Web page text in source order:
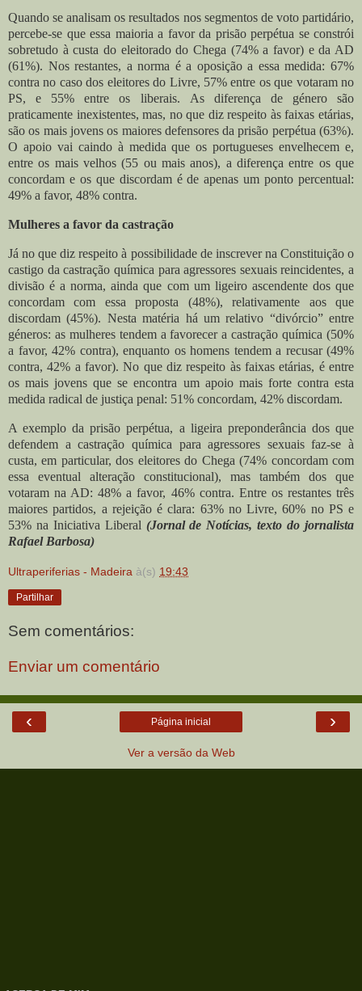
Quando se analisam os resultados nos segmentos de voto partidário,
percebe-se que essa maioria a favor da prisão perpétua se constrói
sobretudo à custa do eleitorado do Chega (74% a favor) e da AD
(61%). Nos restantes, a norma é a oposição a essa medida: 67%
contra no caso dos eleitores do Livre, 57% entre os que votaram no
PS, e 55% entre os liberais. As diferença de género são
praticamente inexistentes, mas, no que diz respeito às faixas etárias,
são os mais jovens os maiores defensores da prisão perpétua (63%).
O apoio vai caindo à medida que os portugueses envelhecem e,
entre os mais velhos (55 ou mais anos), a diferença entre os que
concordam e os que discordam é de apenas um ponto percentual:
49% a favor, 48% contra.
Mulheres a favor da castração
Já no que diz respeito à possibilidade de inscrever na Constituição o
castigo da castração química para agressores sexuais reincidentes, a
divisão é a norma, ainda que com um ligeiro ascendente dos que
concordam com essa proposta (48%), relativamente aos que
discordam (45%). Nesta matéria há um relativo “divórcio” entre
géneros: as mulheres tendem a favorecer a castração química (50%
a favor, 42% contra), enquanto os homens tendem a recusar (49%
contra, 42% a favor). No que diz respeito às faixas etárias, é entre
os mais jovens que se encontra um apoio mais forte contra esta
medida radical de justiça penal: 51% concordam, 42% discordam.
A exemplo da prisão perpétua, a ligeira preponderância dos que
defendem a castração química para agressores sexuais faz-se à
custa, em particular, dos eleitores do Chega (74% concordam com
essa eventual alteração constitucional), mas também dos que
votaram na AD: 48% a favor, 46% contra. Entre os restantes três
maiores partidos, a rejeição é clara: 63% no Livre, 60% no PS e
53% na Iniciativa Liberal (Jornal de Notícias, texto do jornalista
Rafael Barbosa)
Ultraperiferias - Madeira à(s) 19:43
Partilhar
Sem comentários:
Enviar um comentário
‹ ›
Página inicial
Ver a versão da Web